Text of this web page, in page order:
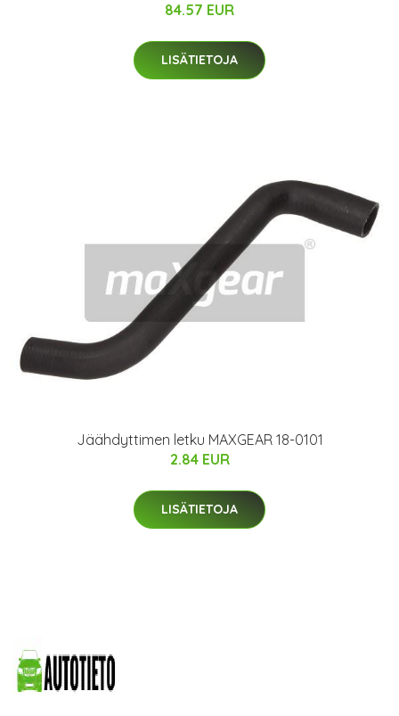
84.57 EUR
LISÄTIETOJA
Jäähdyttimen letku MAXGEAR 18-0101
2.84 EUR
LISÄTIETOJA